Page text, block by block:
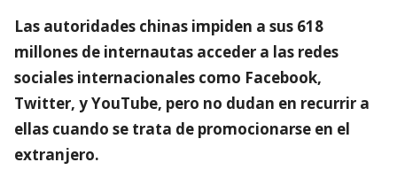
Las autoridades chinas impiden a sus 618
millones de internautas acceder a las redes
sociales internacionales como Facebook,
Twitter, y YouTube, pero no dudan en recurrir a
ellas cuando se trata de promocionarse en el
extranjero.